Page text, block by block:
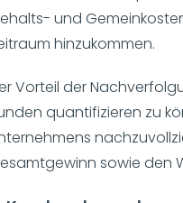
und
hinzukommen.
Vorteil der
quantifizieren zu
sowie den